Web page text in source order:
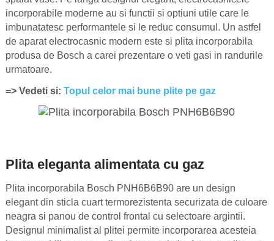
incorporabile moderne au si functii si optiuni utile care le
imbunatatesc performantele si le reduc consumul. Un astfel
de aparat electrocasnic modern este si plita incorporabila
produsa de Bosch a carei prezentare o veti gasi in randurile
urmatoare.
=> Vedeti si: Topul celor mai bune plite pe gaz
Plita eleganta alimentata cu gaz
Plita incorporabila Bosch PNH6B6B90 are un design
elegant din sticla cuart termorezistenta securizata de culoare
neagra si panou de control frontal cu selectoare argintii.
Designul minimalist al plitei permite incorporarea acesteia